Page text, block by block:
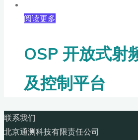
阅读更多
OSP 开放式射
及控制平台
联系我们
北京通测科技有限责任公司